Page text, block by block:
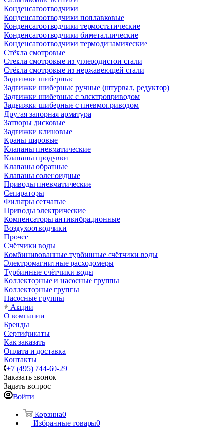
Конденсатоотводчики
Конденсатоотводчики поплавковые
Конденсатоотводчики термостатические
Конденсатоотводчики биметаллические
Конденсатоотводчики термодинамические
Стёкла смотровые
Стёкла смотровые из углеродистой стали
Стёкла смотровые из нержавеющей стали
Задвижки шиберные
Задвижки шиберные ручные (штурвал, редуктор)
Задвижки шиберные с электроприводом
Задвижки шиберные с пневмоприводом
Другая запорная арматура
Затворы дисковые
Задвижки клиновые
Краны шаровые
Клапаны пневматические
Клапаны продувки
Клапаны обратные
Клапаны соленоидные
Приводы пневматические
Сепараторы
Фильтры сетчатые
Приводы электрические
Компенсаторы антивибрационные
Воздухоотводчики
Прочее
Счётчики воды
Комбинированные турбинные счётчики воды
Электромагнитные расходомеры
Турбинные счётчики воды
Коллекторные и насосные группы
Коллекторные группы
Насосные группы
Акции
О компании
Бренды
Сертификаты
Как заказать
Оплата и доставка
Контакты
+7 (495) 744-60-29
Заказать звонок
Задать вопрос
Войти
Корзина0
Избранные товары0